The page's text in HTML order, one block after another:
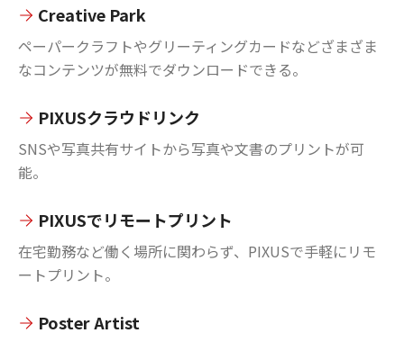
Creative Park
ペーパークラフトやグリーティングカードなどざまざま
なコンテンツが無料でダウンロードできる。
PIXUSクラウドリンク
SNSや写真共有サイトから写真や文書のプリントが可
能。
PIXUSでリモートプリント
在宅勤務など働く場所に関わらず、PIXUSで手軽にリモ
ートプリント。
Poster Artist